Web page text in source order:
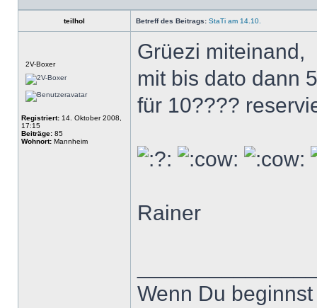
teilhol Betreff des Beitrags: StaTi am 14.10.
2V-Boxer
Registriert: 14. Oktober 2008,
17:15
Beiträge: 85
Wohnort: Mannheim
Grüezi miteinand,
mit bis dato dann
für 10????
Rainer
Wenn Du